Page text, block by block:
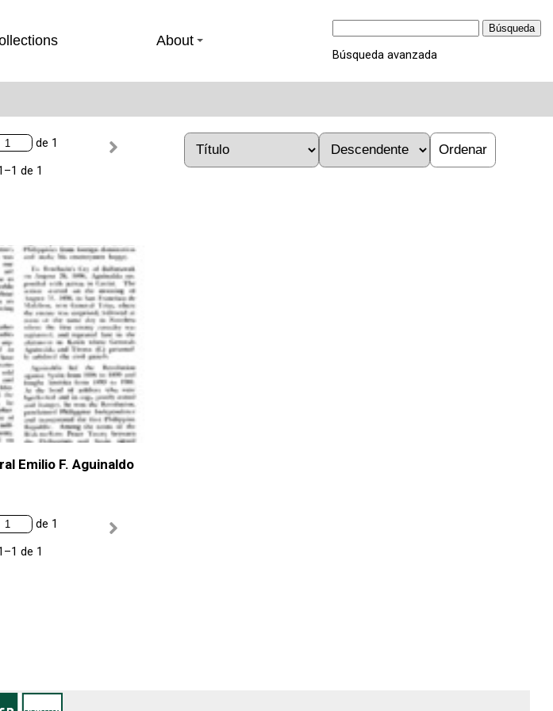
About
Búsqueda
Búsqueda avanzada
de 1
de 1
Ordenar
Emilio F. Aguinaldo
de 1
de 1